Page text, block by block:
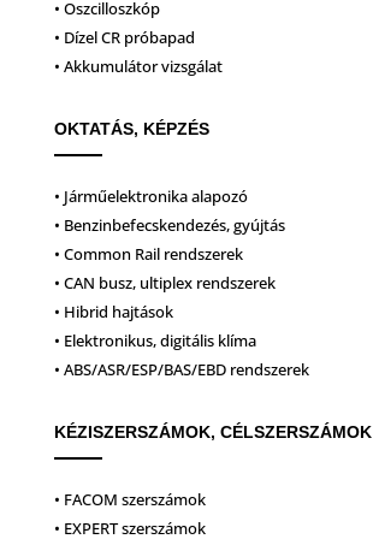
• Oszcilloszkóp
• Dízel CR próbapad
• Akkumulátor vizsgálat
OKTATÁS, KÉPZÉS
• Járműelektronika alapozó
• Benzinbefecskendezés, gyújtás
• Common Rail rendszerek
• CAN busz, ultiplex rendszerek
• Hibrid hajtások
• Elektronikus, digitális klíma
• ABS/ASR/ESP/BAS/EBD rendszerek
KÉZISZERSZÁMOK, CÉLSZERSZÁMOK
• FACOM szerszámok
• EXPERT szerszámok